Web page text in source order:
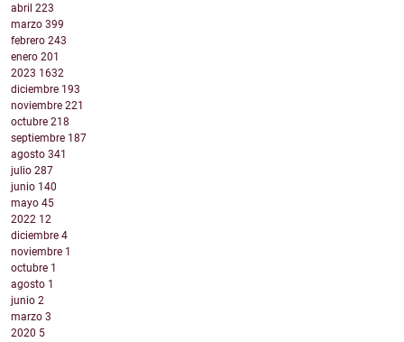
abril 223
marzo 399
febrero 243
enero 201
2023 1632
diciembre 193
noviembre 221
octubre 218
septiembre 187
agosto 341
julio 287
junio 140
mayo 45
2022 12
diciembre 4
noviembre 1
octubre 1
agosto 1
junio 2
marzo 3
2020 5